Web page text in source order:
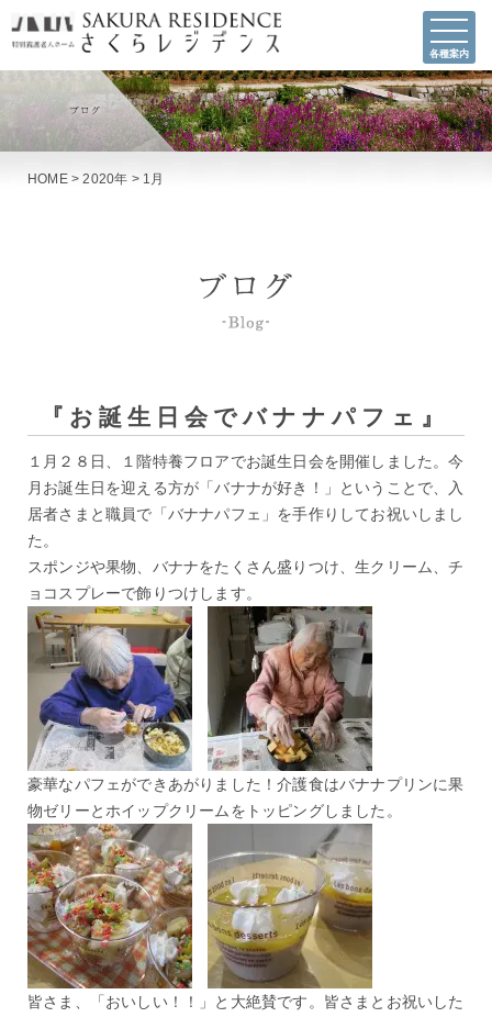
各種案内
HOME>2020年 > 1月
『お誕生日会でバナナパフェ』
１月２８日、１階特養フロアでお誕生日会を開催しました。今
月お誕生日を迎える方が「バナナが好き！」ということで、入
居者さまと職員で「バナナパフェ」を手作りしてお祝いしまし
た。
スポンジや果物、バナナをたくさん盛りつけ、生クリーム、チ
ョコスプレーで飾りつけします。
豪華なパフェができあがりました！介護食はバナナプリンに果
物ゼリーとホイップクリームをトッピングしました。
皆さま、「おいしい！！」と大絶賛です。皆さまとお祝いした